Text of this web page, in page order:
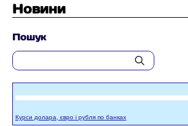
Новини
Пошук
Курси долара, євро і рубля по банках